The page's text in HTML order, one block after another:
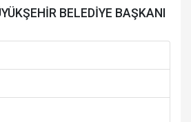
BELEDİYE BAŞKANI